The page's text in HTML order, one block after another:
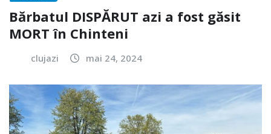
Bărbatul DISPĂRUT azi a fost găsit
MORT în Chinteni
clujazi mai 24, 2024